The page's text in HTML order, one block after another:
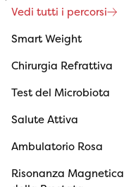
Vedi tutti i percorsi
Smart Weight
Chirurgia Refrattiva
Test del Microbiota
Salute Attiva
Ambulatorio Rosa
Risonanza Magnetica